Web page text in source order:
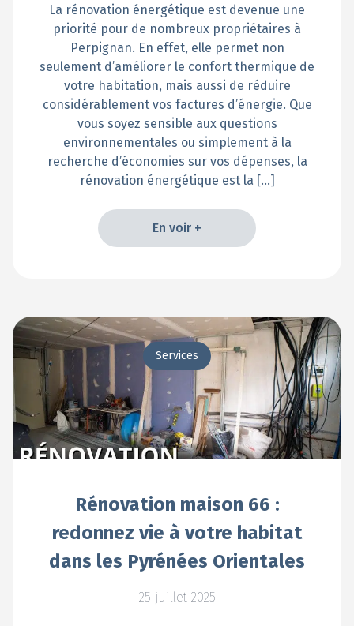
La rénovation énergétique est devenue une
priorité pour de nombreux propriétaires à
Perpignan. En effet, elle permet non
seulement d’améliorer le confort thermique de
votre habitation, mais aussi de réduire
considérablement vos factures d’énergie. Que
vous soyez sensible aux questions
environnementales ou simplement à la
recherche d’économies sur vos dépenses, la
rénovation énergétique est la […]
En voir +
Services
Rénovation maison 66 :
redonnez vie à votre habitat
dans les Pyrénées Orientales
25 juillet 2025